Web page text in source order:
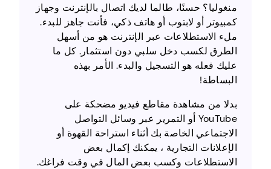
منغوليا؟ حسنًا، طالما لديك اتصال بالإنترنت وجهاز
كمبيوتر أو لابتوب أو هاتف ذكي، فأنت جاهز للبدء.
ملء الاستطلاعات عبر الإنترنت هو من أسهل
الطرق لكسب دخل سلبي دون استثمار. كل ما
عليك فعله هو التسجيل والبدء. الأمر بهذه
البساطة!
بدلا من مشاهدة مقاطع فيديو مضحكة على
YouTube أو التمرير عبر وسائل التواصل
الاجتماعي الخاصة بك أثناء استراحة القهوة أو
الإعلانات التجارية ، يمكنك إكمال بعض
الاستطلاعات وكسب بعض المال في وقت فراغك.